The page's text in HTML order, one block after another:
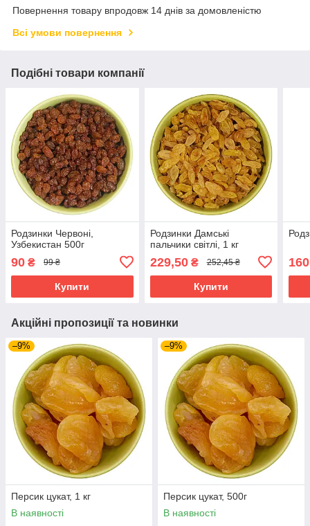
Повернення товару впродовж 14 днів за домовленістю
Всі умови повернення
Подібні товари компанії
Родзинки Червоні,
Узбекистан 500г
90 ₴ 99 ₴
Купити
Родзинки Дамські
пальчики світлі, 1 кг
229,50₴ 252,45 ₴
Купити
160
Акційні пропозиції та новинки
–9%
Персик цукат, 1 кг
В наявності
–9%
Персик цукат, 500г
В наявності